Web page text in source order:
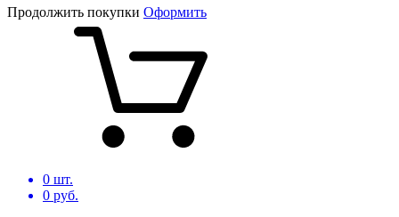
Продолжить покупки Оформить
0 шт.
0 руб.